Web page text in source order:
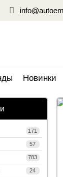
Новинки
171
57
783
24